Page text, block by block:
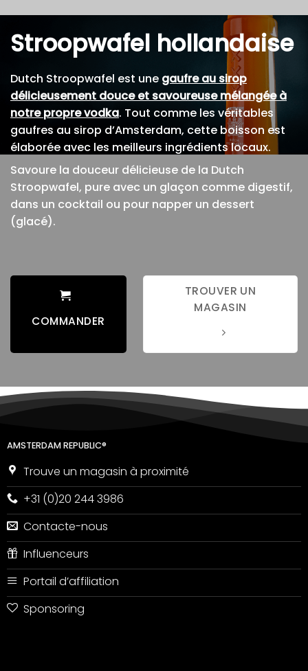
Stroopwafel hollandaise
Dutch Stroopwafel est une gaufre au sirop
délicieusement douce et savoureuse mélangée à
notre propre vodka. Tout comme les véritables
gaufres au sirop d’Amsterdam, cette boisson est
élaborée avec les meilleurs ingrédients locaux.
Savoure la douceur délicieuse de la Dutch
Stroopwafel, pure avec un glaçon comme digestif,
dans un cocktail ou pour napper un dessert
(glacé).
COMMANDER
TROUVER UN
MAGASIN
AMSTERDAM REPUBLIC®
Trouve un magasin à proximité
+31 (0)20 244 3986
Contacte-nous
Influenceurs
Portail d’affiliation
Sponsoring